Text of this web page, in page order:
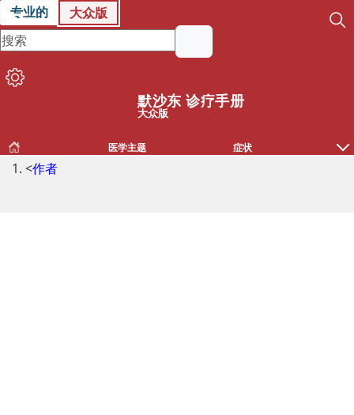
专业的 大众版
默沙东 诊疗手册
大众版
医学主题 症状
<作者